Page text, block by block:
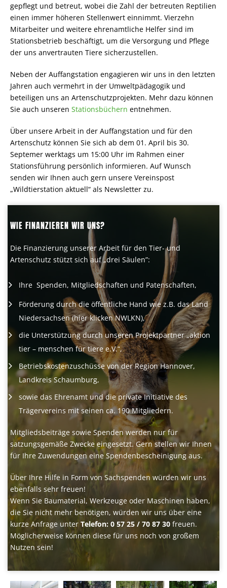
gepflegt und betreut, wobei die Zahl der betreuten Reptilien
einen immer höheren Stellenwert einnimmt. Vierzehn
Mitarbeiter und weitere ehrenamtliche Helfer sind im
Stationsbetrieb beschäftigt, um die Versorgung und Pflege
der uns anvertrauten Tiere sicherzustellen.
Neben der Auffangstation engagieren wir uns in den letzten
Jahren auch vermehrt in der Umweltpädagogik und
beteiligen uns an Artenschutzprojekten. Mehr dazu können
Sie auch unseren Stationsbüchern entnehmen.
Über unsere Arbeit in der Auffangstation und für den
Artenschutz können Sie sich ab dem 01. April bis 30.
Septemer werktags um 15:00 Uhr im Rahmen einer
Stationsführung persönlich informieren. Auf Wunsch
senden wir Ihnen auch gern unsere Vereinspost
„Wildtierstation aktuell“ als Newsletter zu.
WIE FINANZIEREN WIR UNS?
Die Finanzierung unserer Arbeit für den Tier- und
Artenschutz stützt sich auf „drei Säulen”:
Ihre Spenden, Mitgliedschaften und Patenschaften,
Förderung durch die öffentliche Hand wie z.B. das Land
Niedersachsen (hier klicken NWLKN),
die Unterstützung durch unseren Projektpartner „aktion
tier – menschen für tiere e.V.“,
Betriebskostenzuschüsse von der Region Hannover,
Landkreis Schaumburg,
sowie das Ehrenamt und die private Initiative des
Trägervereins mit seinen ca. 190 Mitgliedern.
Mitgliedsbeiträge sowie Spenden werden nur für
satzungsgemäße Zwecke eingesetzt. Gern stellen wir Ihnen
für Ihre Zuwendungen eine Spendenbescheinigung aus.
Über Ihre Hilfe in Form von Sachspenden würden wir uns
ebenfalls sehr freuen!
Wenn Sie Baumaterial, Werkzeuge oder Maschinen haben,
die Sie nicht mehr benötigen, würden wir uns über eine
kurze Anfrage unter Telefon: 0 57 25 / 70 87 30 freuen.
Möglicherweise können diese für uns noch von großem
Nutzen sein!